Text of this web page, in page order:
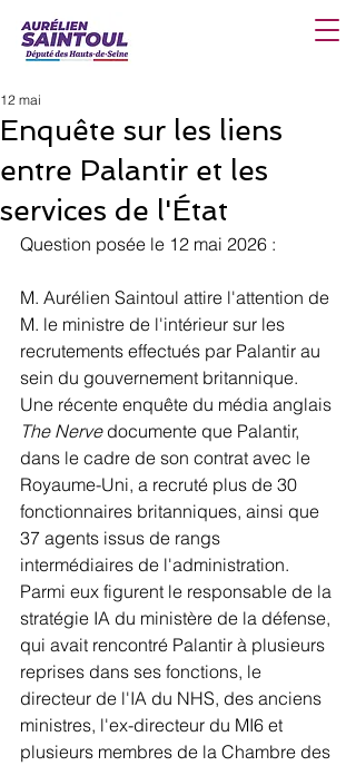
Enquête sur les liens
entre Palantir et les
services de l'État
12 mai
Question posée le 12 mai 2026 :
M. Aurélien Saintoul attire l'attention de
M. le ministre de l'intérieur sur les
recrutements effectués par Palantir au
sein du gouvernement britannique.
Une récente enquête du média anglais
The Nerve documente que Palantir,
dans le cadre de son contrat avec le
Royaume-Uni, a recruté plus de 30
fonctionnaires britanniques, ainsi que
37 agents issus de rangs
intermédiaires de l'administration.
Parmi eux figurent le responsable de la
stratégie IA du ministère de la défense,
qui avait rencontré Palantir à plusieurs
reprises dans ses fonctions, le
directeur de l'IA du NHS, des anciens
ministres, l'ex-directeur du MI6 et
plusieurs membres de la Chambre des